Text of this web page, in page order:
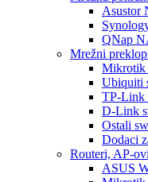
Asustor
QNap
Mrežni
Mikrotik
Ubiquiti
TP-Link
D-Link
Ostali
Dodaci
Routeri, AP-
ASUS